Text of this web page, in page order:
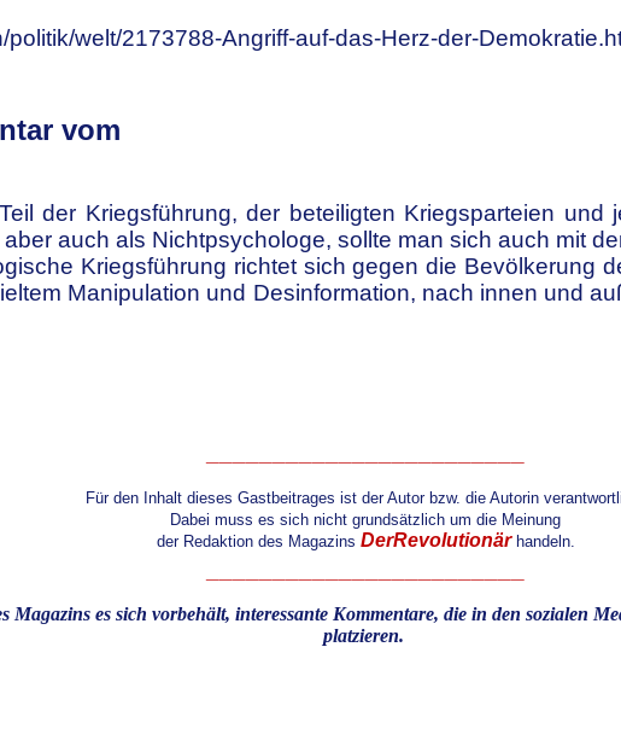
welt/2173788-Angriff-auf-das-Herz-der-
vom
der Kriegsführung, der beteiligten Kriegsparteien und
aber auch als Nichtpsychologe, sollte man sich auch mit
Kriegsführung richtet sich gegen die Bevölkerung
Manipulation und Desinformation, nach innen und
Für den Inhalt dieses Gastbeitrages ist der Autor bzw. die Autorin
Dabei muss es sich nicht grundsätzlich um die Meinung
der Redaktion des Magazins DerRevolutionärhandeln.
Magazins es sich vorbehält, interessante Kommentare, die in den sozialen
platzieren.